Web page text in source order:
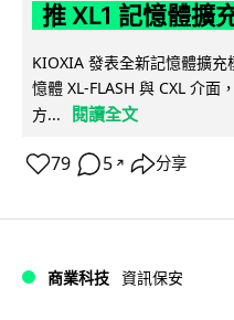
推 XL1 記憶體擴
KIOXIA 發表全新記憶體擴
憶體 XL-FLASH 與 CXL 介面
方...
閱讀全文
79 5 ↗ 分享
商業科技 資訊保安